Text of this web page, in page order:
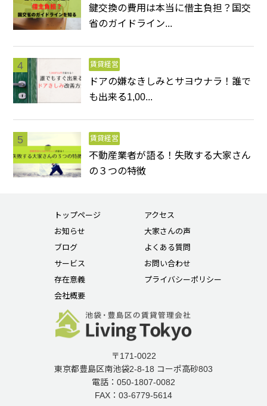
鍵交換の費用は本当に借主負担？国交
省のガイドライン...
賃貸経営
ドアの嫌なきしみとサヨウナラ！誰で
も出来る1,00...
賃貸経営
不動産業者が語る！失敗する大家さん
の３つの特徴
トップページ
お知らせ
ブログ
サービス
存在意義
会社概要
アクセス
大家さんの声
よくある質問
お問い合わせ
プライバシーポリシー
〒171-0022
東京都豊島区南池袋2-8-18 コーポ高砂803
電話：050-1807-0082
FAX：03-6779-5614